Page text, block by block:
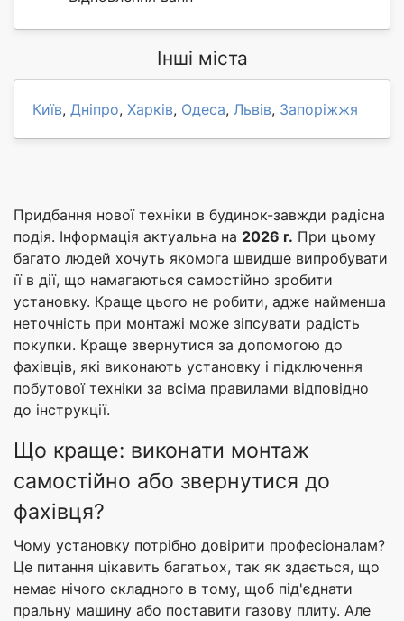
Інші міста
Київ, Дніпро, Харків, Одеса, Львів, Запоріжжя
Придбання нової техніки в будинок-завжди радісна
подія. Інформація актуальна на 2026 г. При цьому
багато людей хочуть якомога швидше випробувати
її в дії, що намагаються самостійно зробити
установку. Краще цього не робити, адже найменша
неточність при монтажі може зіпсувати радість
покупки. Краще звернутися за допомогою до
фахівців, які виконають установку і підключення
побутової техніки за всіма правилами відповідно
до інструкції.
Що краще: виконати монтаж
самостійно або звернутися до
фахівця?
Чому установку потрібно довірити професіоналам?
Це питання цікавить багатьох, так як здається, що
немає нічого складного в тому, щоб під'єднати
пральну машину або поставити газову плиту. Але